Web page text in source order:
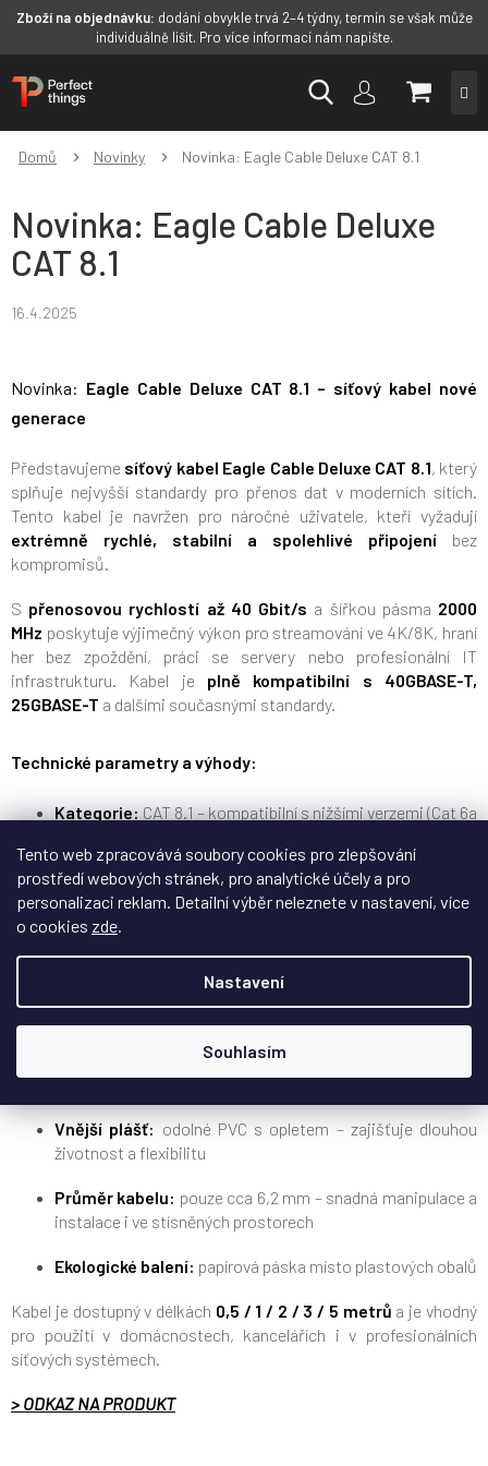
Zboží na objednávku: dodání obvykle trvá 2–4 týdny, termín se však může
individuálně lišit. Pro více informací nám napište.
Tento web zpracovává soubory cookies pro zlepšování
prostředí webových stránek, pro analytické účely a pro
personalizaci reklam. Detailní výběr neleznete v nastavení, více
o cookies zde.
Nastavení
Souhlasím
na
obsah
KOŠÍK
Domů Novinky Novinka: Eagle Cable Deluxe CAT 8.1
Novinka: Eagle Cable Deluxe
CAT 8.1
16.4.2025
Novinka: Eagle Cable Deluxe CAT 8.1 – síťový kabel nové
generace
Představujeme síťový kabel Eagle Cable Deluxe CAT 8.1, který
splňuje nejvyšší standardy pro přenos dat v moderních sítích.
Tento kabel je navržen pro náročné uživatele, kteří vyžadují
extrémně rychlé, stabilní a spolehlivé připojení bez
kompromisů.
S přenosovou rychlostí až 40 Gbit/s a šířkou pásma 2000
MHz poskytuje výjimečný výkon pro streamování ve 4K/8K, hraní
her bez zpoždění, práci se servery nebo profesionální IT
infrastrukturu. Kabel je plně kompatibilní s 40GBASE-T,
25GBASE-T a dalšími současnými standardy.
Technické parametry a výhody:
Kategorie:CAT 8.1 – kompatibilní s nižšími verzemi (Cat 6a
Konektory:RJ45 > RJ45 – univerzální a snadno použitelné
Přenosová rychlost:
Stínění:S/FTP – samostatně stíněné páry + celkové
Průřez vodiče:AWG 27
Vnější plášť: odolné PVC s opletem – zajišťuje dlouhou
životnost a flexibilitu
Průměr kabelu: pouze cca 6,2 mm – snadná manipulace a
instalace i ve stísněných prostorech
Ekologické balení: papírová páska místo plastových obalů
Kabel je dostupný v délkách 0,5 / 1 / 2 / 3 / 5 metrů a je vhodný
pro použití v domácnostech, kancelářích i v profesionálních
síťových systémech.
> ODKAZ NA PRODUKT